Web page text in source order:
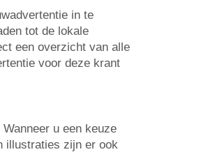
in te
tot de lokale
een overzicht van alle
voor deze krant
u een keuze
illustraties zijn er ook